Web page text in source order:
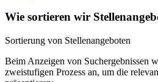
Wie sortieren wir
Sortierung von Stellenangeboten
Beim Anzeigen von Suchergebnissen
zweistufigen Prozess an, um die